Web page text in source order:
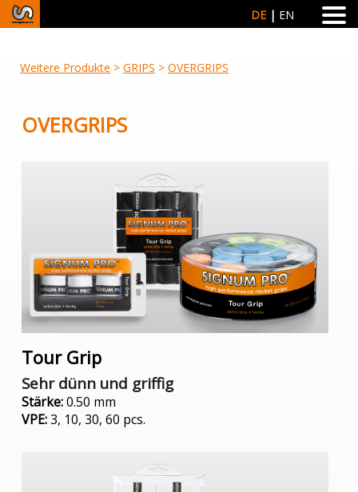
DE EN
Weitere Produkte > GRIPS > OVERGRIPS
OVERGRIPS
Tour Grip
Sehr dünn und griffig
Stärke:0.50 mm
VPE:3, 10, 30, 60 pcs.